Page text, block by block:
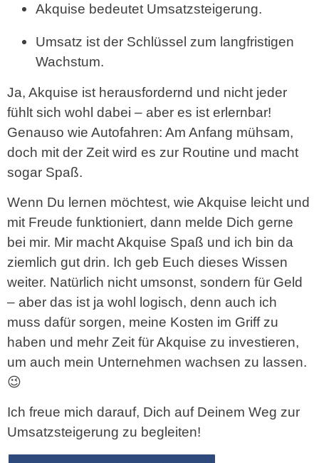
Akquise bedeutet Umsatzsteigerung.
Umsatz ist der Schlüssel zum langfristigen
Wachstum.
Ja, Akquise ist herausfordernd und nicht jeder
fühlt sich wohl dabei – aber es ist erlernbar!
Genauso wie Autofahren: Am Anfang mühsam,
doch mit der Zeit wird es zur Routine und macht
sogar Spaß.
Wenn Du lernen möchtest, wie Akquise leicht und
mit Freude funktioniert, dann melde Dich gerne
bei mir. Mir macht Akquise Spaß und ich bin da
ziemlich gut drin. Ich geb Euch dieses Wissen
weiter. Natürlich nicht umsonst, sondern für Geld
– aber das ist ja wohl logisch, denn auch ich
muss dafür sorgen, meine Kosten im Griff zu
haben und mehr Zeit für Akquise zu investieren,
um auch mein Unternehmen wachsen zu lassen.
😉
Ich freue mich darauf, Dich auf Deinem Weg zur
Umsatzsteigerung zu begleiten!